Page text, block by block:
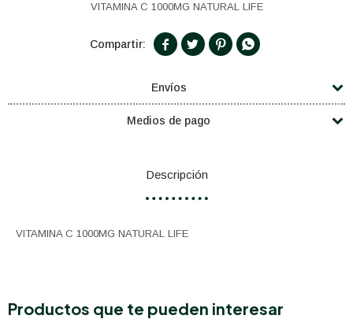
VITAMINA C 1000MG NATURAL LIFE
   
Envíos
Medios de pago
Descripción
VITAMINA C 1000MG NATURAL LIFE
Productos que te pueden interesar